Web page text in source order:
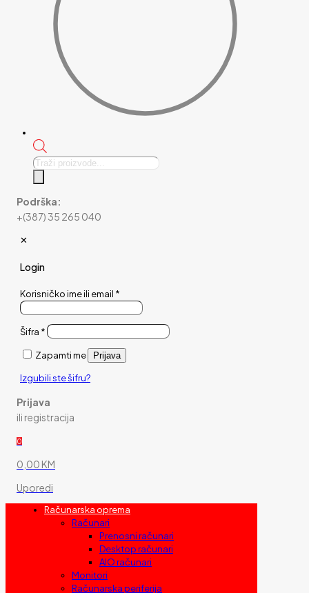
Products
Podrška:
+(387) 35 265 040
✕
Login
Korisničko ime ili email *
Šifra *
Zapamti me Prijava
Izgubili ste šifru?
Prijava
ili registracija
0
0,00 KM
Uporedi
Računarska oprema
Računari
Prenosni računari
Desktop računari
AIO računari
Monitori
Računarska periferija